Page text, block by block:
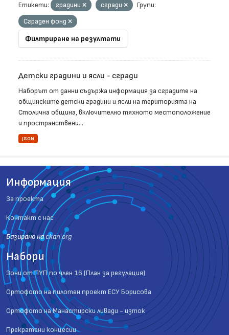
Етикети: градини сгради
Групи:
Сграден фонд
Филтриране на резултати
Детски градини и ясли - сгради
Наборът от данни съдържа информация за сградите на
общинските детски градини и ясли на територията на
Столична община, включително тяхното местоположение
и пространствени...
JSON
Информация
За проекта
Контакт с нас
Базиранo наckan.org
Набори
Зони от ПУП по член 16 (План за регулация)
Ортофото на пилотен проект ЕСУ Борисова
Ортофото на Манастирски ливади - изток
Прекратени концесии